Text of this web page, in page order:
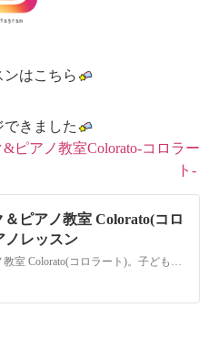
ンはこちら
きました
ピアノ教室Colorato-コロラー
ト-
ピアノ教室 Colorato(コロ
ノレッスン